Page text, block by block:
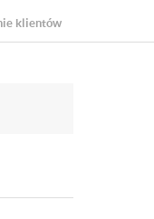
klientów